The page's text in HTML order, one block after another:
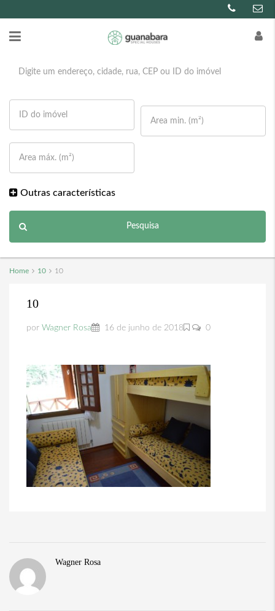
Outras características
Pesquisa
Home 10 10
10
por Wagner Rosa 16 de junho de 2018 0
Wagner Rosa